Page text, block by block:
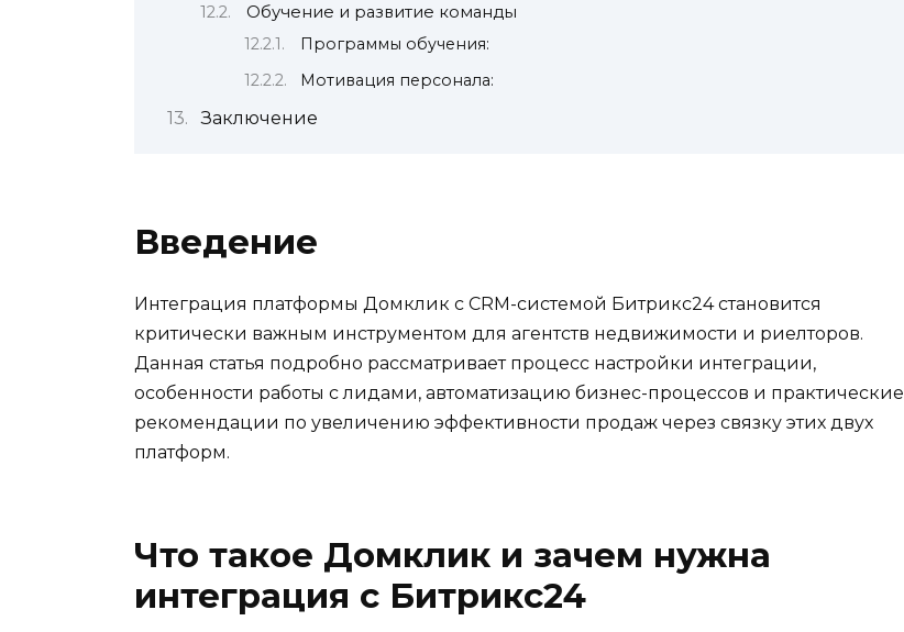
Обучение и развитие команды
Программы обучения:
Мотивация персонала:
Заключение
Введение
Интеграция платформы Домклик с CRM-системой Битрикс24 становится
критически важным инструментом для агентств недвижимости и риелторов.
Данная статья подробно рассматривает процесс настройки интеграции,
особенности работы с лидами, автоматизацию бизнес-процессов и практические
рекомендации по увеличению эффективности продаж через связку этих двух
платформ.
Что такое Домклик и зачем нужна
интеграция с Битрикс24